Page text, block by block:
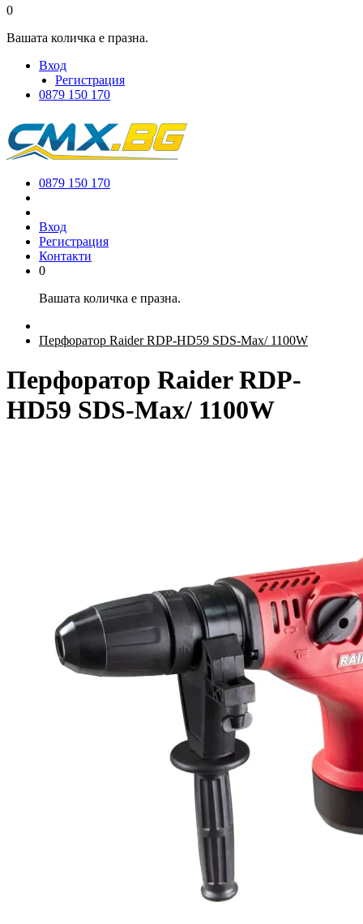
0
Вашата количка е празна.
Вход
Регистрация
0879 150 170
0879 150 170
Вход
Регистрация
Контакти
0
Вашата количка е празна.
Перфоратор Raider RDP-HD59 SDS-Max/ 1100W
Перфоратор Raider RDP-
HD59 SDS-Max/ 1100W